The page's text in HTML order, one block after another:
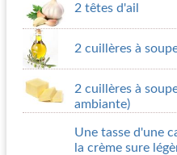
2 têtes d'ail
2 cuillères à
2 cuillères à
ambiante)
Une tasse d'une
la crème sure